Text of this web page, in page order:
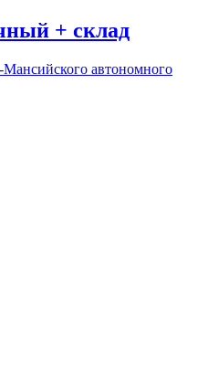
+ склад
автономного